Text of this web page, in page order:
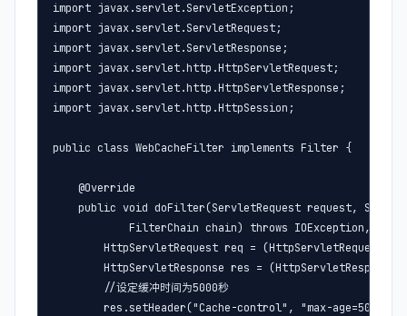
import javax.servlet.ServletException;
import javax.servlet.ServletRequest;
import javax.servlet.ServletResponse;
import javax.servlet.http.HttpServletRequest;
import javax.servlet.http.HttpServletResponse;
import javax.servlet.http.HttpSession;
public class WebCacheFilter implements Filter {
    @Override
public void doFilter(ServletRequest request,
FilterChain chain) throws IOException,
HttpServletRequest req =
HttpServletResponse res =
        //设定缓冲时间为5000秒
        res.setHeader("Cache-control", "max-age=5000");